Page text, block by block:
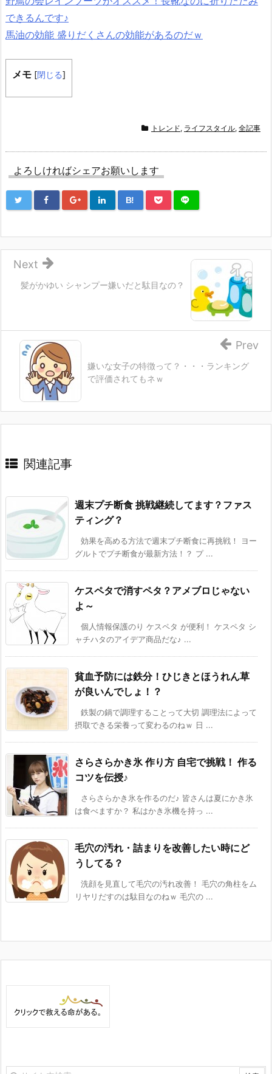
できるんです♪
馬油の効能 盛りだくさんの効能があるのだｗ
メモ [閉じる]
トレンド, ライフスタイル, 全記事
よろしければシェアお願いします
B!
髪がかゆい シャンプー嫌いだと駄目なの？
Next
嫌いな女子の特徴って？・・・ランキング
で評価されてもネｗ
Prev
関連記事
週末プチ断食 挑戦継続してます？ファス
ティング？
効果を高める方法で週末プチ断食に再挑戦！ ヨー
グルトでプチ断食が最新方法！？ プ ...
ケスペタで消すペタ？アメブロじゃない
よ～
個人情報保護のり ケスペタ が便利！ ケスペタ シ
ャチハタのアイデア商品だな♪ ...
貧血予防には鉄分！ひじきとほうれん草
が良いんでしょ！？
鉄製の鍋で調理することって大切 調理法によって
摂取できる栄養って変わるのねｗ 日 ...
さらさらかき氷 作り方 自宅で挑戦！ 作る
コツを伝授♪
さらさらかき氷を作るのだ♪ 皆さんは夏にかき氷
は食べますか？ 私はかき氷機を持っ ...
毛穴の汚れ・詰まりを改善したい時にど
うしてる？
洗顔を見直して毛穴の汚れ改善！ 毛穴の角柱をム
リヤリだすのは駄目なのねｗ 毛穴の ...